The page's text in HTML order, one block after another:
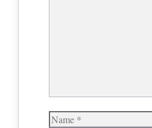
Name